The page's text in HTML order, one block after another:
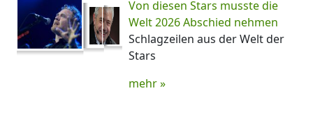
Von diesen Stars musste die
Welt 2026 Abschied nehmen
Schlagzeilen aus der Welt der
Stars
mehr »